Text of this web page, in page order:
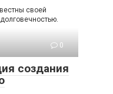
своей
0
создания